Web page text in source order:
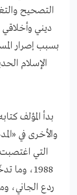
التصحيح
ديني وأخلاقي
بسبب إصرار
الإسلام
بدأ المؤلف
والأخرى في
التي
1988،
ردع الجاني،